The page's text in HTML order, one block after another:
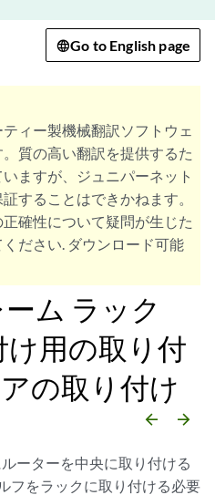
Go to English page
ィー製機械翻訳ソフトウェ
質の高い翻訳を提供するた
ますが、ジュニパーネット
することはできかねます。
確性について疑問が生じた
ださい. ダウンロード可能
ム ラック
用の取り付
の取り付け
arrow_backward arrow_forward
ーターを中央に取り付ける
フをラックに取り付ける必要